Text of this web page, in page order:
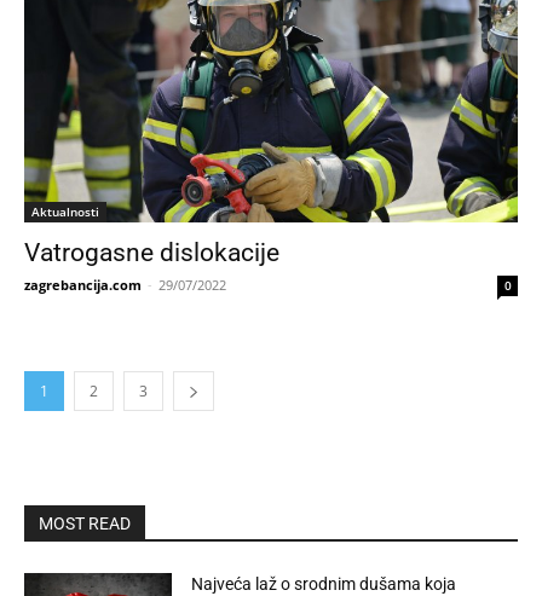
Aktualnosti
Vatrogasne dislokacije
zagrebancija.com - 29/07/2022 0
1 2 3
MOST READ
Najveća laž o srodnim dušama koja